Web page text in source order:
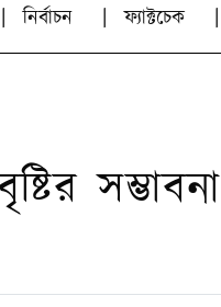
নির্বাচন ফ্যাক্টচেক
সম্ভাবনা